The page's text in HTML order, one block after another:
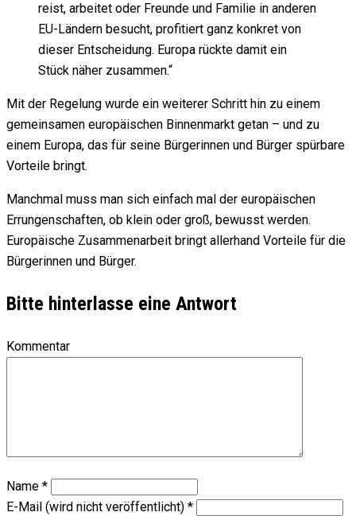
reist, arbeitet oder Freunde und Familie in anderen
EU-Ländern besucht, profitiert ganz konkret von
dieser Entscheidung. Europa rückte damit ein
Stück näher zusammen.“
Mit der Regelung wurde ein weiterer Schritt hin zu einem
gemeinsamen europäischen Binnenmarkt getan – und zu
einem Europa, das für seine Bürgerinnen und Bürger spürbare
Vorteile bringt.
Manchmal muss man sich einfach mal der europäischen
Errungenschaften, ob klein oder groß, bewusst werden.
Europäische Zusammenarbeit bringt allerhand Vorteile für die
Bürgerinnen und Bürger.
Bitte hinterlasse eine Antwort
Kommentar
Name *
E-Mail (wird nicht veröffentlicht) *